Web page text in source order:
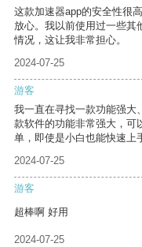
这款加速器app的安全性很
放心。我以前使用过一些其
情况，这让我非常担心。
2024-07-25
游客
我一直在寻找一款功能强大
款软件的功能非常强大，可
单，即使是小白也能快速上
2024-07-25
游客
超棒啊 好用
2024-07-25